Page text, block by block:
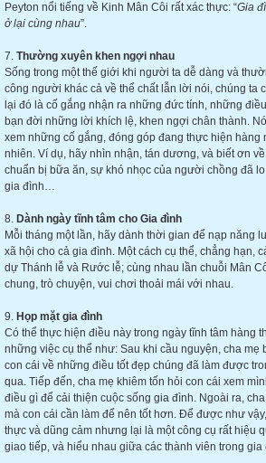
Peyton nổi tiếng về Kinh Mân Côi rất xác thực: “Gia
ở lại cùng nhau”.
7. Thường xuyên khen ngợi nhau
Sống trong một thế giới khi người ta dễ dàng và
công người khác cả về thể chất lẫn lời nói, chúng ta
lại đó là cố gắng nhận ra những đức tính, những
bạn đời những lời khích lệ, khen ngợi chân thành.
xem những cố gắng, đóng góp đang thực hiện hàng
nhiên. Ví dụ, hãy nhìn nhận, tán dương, và biết ơn
chuẩn bị bữa ăn, sự khó nhọc của người chồng đã
gia đình…
8. Dành ngày tĩnh tâm cho Gia đình
Mỗi tháng một lần, hãy dành thời gian để nạp năng
xã hội cho cả gia đình. Một cách cụ thể, chẳng hạn,
dự Thánh lễ và Rước lễ; cùng nhau lần chuỗi Mân
chung, trò chuyện, vui chơi thoải mái với nhau.
9. Họp mặt gia đình
Có thể thực hiện điều này trong ngày tĩnh tâm hàng
những việc cụ thể như: Sau khi cầu nguyện, cha mẹ
con cái về những điều tốt đẹp chúng đã làm được
qua. Tiếp đến, cha mẹ khiêm tốn hỏi con cái xem
điều gì để cải thiện cuộc sống gia đình. Ngoài ra,
mà con cái cần làm để nên tốt hơn. Để được như
thực và dũng cảm nhưng lại là một công cụ rất hiệu
giao tiếp, và hiểu nhau giữa các thành viên trong gia